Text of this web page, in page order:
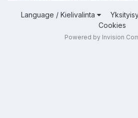
Language / Kielivalinta
Cookies
Powered by Invision